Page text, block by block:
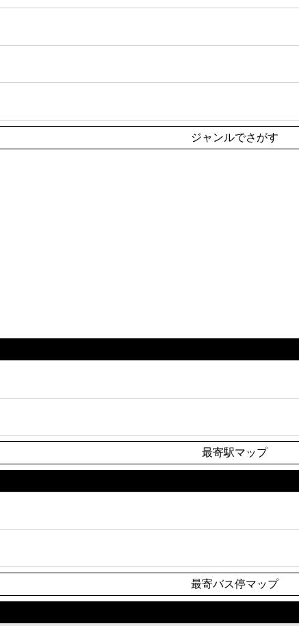
ジャンルでさがす
最寄駅マップ
最寄バス停マップ